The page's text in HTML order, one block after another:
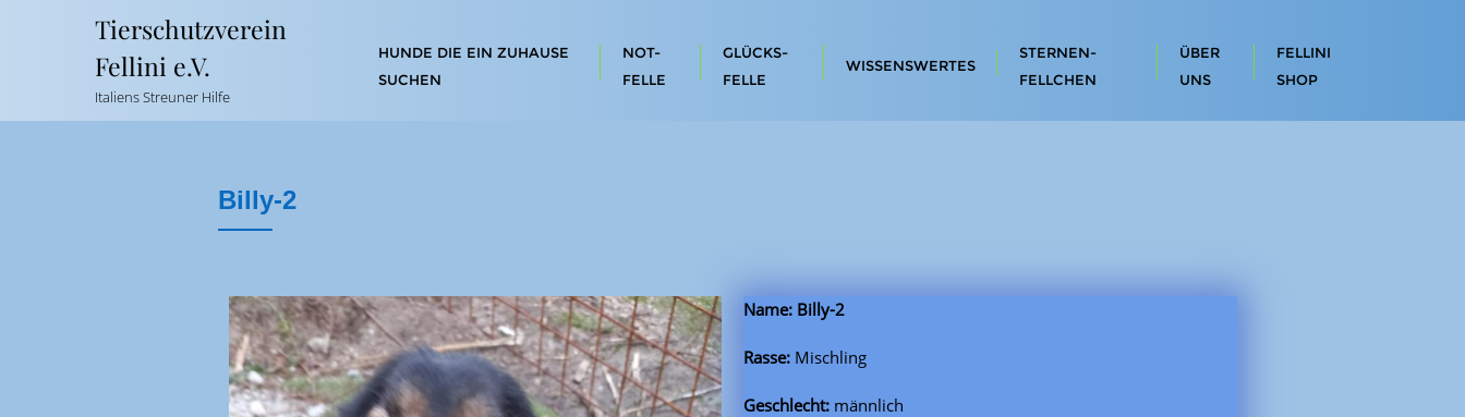
Tierschutzverein
Fellini e.V.
Italiens Streuner Hilfe
HUNDE DIE EIN ZUHAUSE
SUCHEN
NOT-
FELLE
GLÜCKS-
FELLE
WISSENSWERTES
STERNEN-
FELLCHEN
ÜBER
UNS
FELLINI
SHOP
Billy-2
Name: Billy-2
Rasse: Mischling
Geschlecht: männlich